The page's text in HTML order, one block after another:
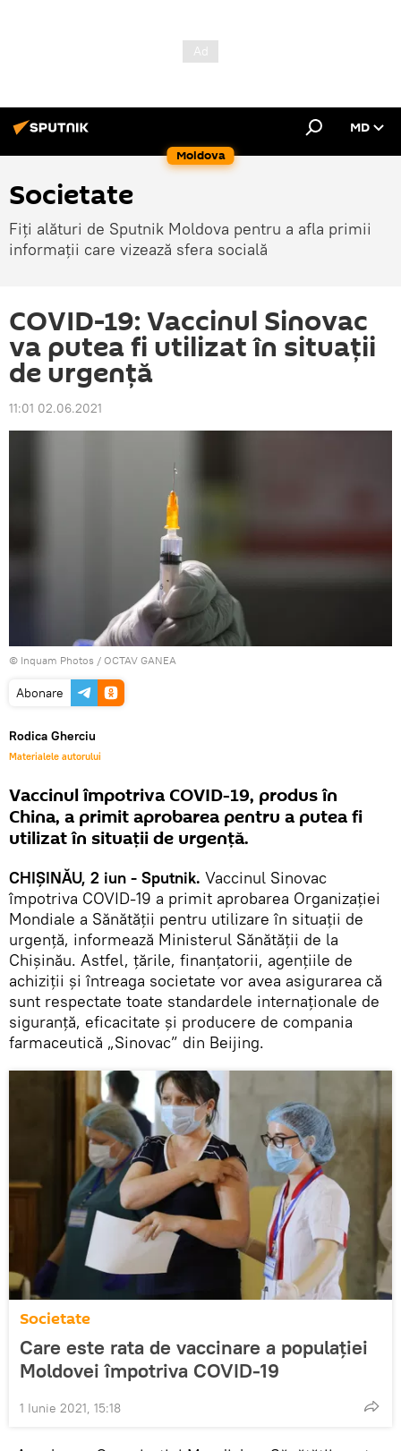
Moldova
MD
Societate
Fiți alături de Sputnik Moldova pentru a afla primii
informații care vizează sfera socială
COVID-19: Vaccinul Sinovac
va putea fi utilizat în situații
de urgență
11:01 02.06.2021
© Inquam Photos / OCTAV GANEA
Abonare
Rodica Gherciu
Materialele autorului
Vaccinul împotriva COVID-19, produs în
China, a primit aprobarea pentru a putea fi
utilizat în situații de urgență.
CHIȘINĂU, 2 iun - Sputnik. Vaccinul Sinovac
împotriva COVID-19 a primit aprobarea Organizației
Mondiale a Sănătății pentru utilizare în situații de
urgență, informează Ministerul Sănătății de la
Chișinău. Astfel, țările, finanțatorii, agențiile de
achiziții și întreaga societate vor avea asigurarea că
sunt respectate toate standardele internaționale de
siguranță, eficacitate și producere de compania
farmaceutică „Sinovac” din Beijing.
Societate
Care este rata de vaccinare a populației
Moldovei împotriva COVID-19
1 Iunie 2021, 15:18